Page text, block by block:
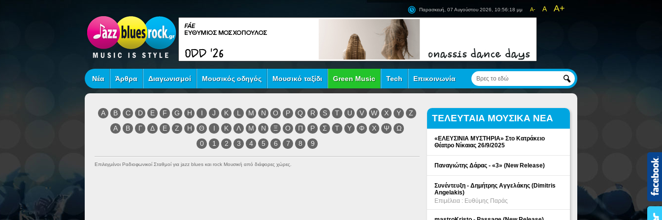
A- A A+
Παρασκευή, 07 Αυγούστου 2026, 10:56:18 μμ
Νέα Άρθρα Διαγωνισμοί Μουσικός οδηγός Μουσικό ταξίδι Green Music Tech Επικοινωνία
A B C D E F G H I J K L M N O P Q R S T U V W X Y
Z
Α
Β Γ Δ Ε Ζ Η Θ Ι Κ Λ Μ Ν Ξ Ο Π Ρ Σ Τ Υ Φ Χ Ψ
Ω
0
1 2 3 4 5 6 7 8 9
Επιλεγμένοι Ραδιοφωνικοί Σταθμοί για jazz blues και rock Μουσική από διάφορες χώρες.
ΤΕΛΕΥΤΑΙΑ ΜΟΥΣΙΚΑ ΝΕΑ
«ΕΛΕΥΣΙΝΙΑ ΜΥΣΤΗΡΙΑ» Στο Κατράκειο
Θέατρο Νίκαιας 26/9/2025
Παναγιώτης Δάρας - «3» (New Release)
Συνέντευξη - Δημήτρης Αγγελάκης (Dimitris
Angelakis)
Επιμέλεια : Ευθύμης Παράς